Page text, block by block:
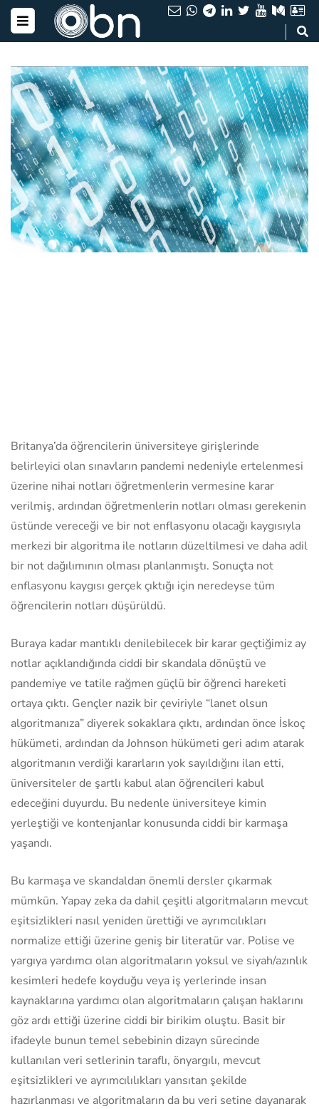
Britanya’da öğrencilerin üniversiteye girişlerinde
belirleyici olan sınavların pandemi nedeniyle ertelenmesi
üzerine nihai notları öğretmenlerin vermesine karar
verilmiş, ardından öğretmenlerin notları olması gerekenin
üstünde vereceği ve bir not enflasyonu olacağı kaygısıyla
merkezi bir algoritma ile notların düzeltilmesi ve daha adil
bir not dağılımının olması planlanmıştı. Sonuçta not
enflasyonu kaygısı gerçek çıktığı için neredeyse tüm
öğrencilerin notları düşürüldü.
Buraya kadar mantıklı denilebilecek bir karar geçtiğimiz ay
notlar açıklandığında ciddi bir skandala dönüştü ve
pandemiye ve tatile rağmen güçlü bir öğrenci hareketi
ortaya çıktı. Gençler nazik bir çeviriyle “lanet olsun
algoritmanıza” diyerek sokaklara çıktı, ardından önce İskoç
hükümeti, ardından da Johnson hükümeti geri adım atarak
algoritmanın verdiği kararların yok sayıldığını ilan etti,
üniversiteler de şartlı kabul alan öğrencileri kabul
edeceğini duyurdu. Bu nedenle üniversiteye kimin
yerleştiği ve kontenjanlar konusunda ciddi bir karmaşa
yaşandı.
Bu karmaşa ve skandaldan önemli dersler çıkarmak
mümkün. Yapay zeka da dahil çeşitli algoritmaların mevcut
eşitsizlikleri nasıl yeniden ürettiği ve ayrımcılıkları
normalize ettiği üzerine geniş bir literatür var. Polise ve
yargıya yardımcı olan algoritmaların yoksul ve siyah/azınlık
kesimleri hedefe koyduğu veya iş yerlerinde insan
kaynaklarına yardımcı olan algoritmaların çalışan haklarını
göz ardı ettiği üzerine ciddi bir birikim oluştu. Basit bir
ifadeyle bunun temel sebebinin dizayn sürecinde
kullanılan veri setlerinin taraflı, önyargılı, mevcut
eşitsizlikleri ve ayrımcılılıkları yansıtan şekilde
hazırlanması ve algoritmaların da bu veri setine dayanarak